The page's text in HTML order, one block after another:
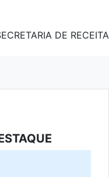
DE RECEITA